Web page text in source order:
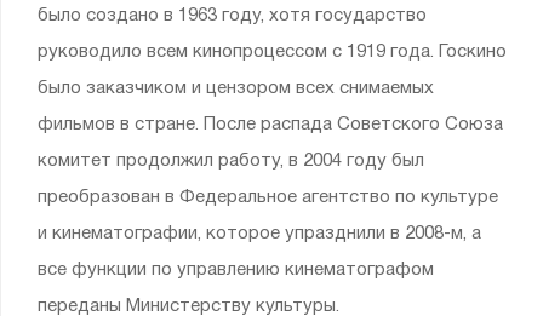
было создано в 1963 году, хотя государство
руководило всем кинопроцессом с 1919 года. Госкино
было заказчиком и цензором всех снимаемых
фильмов в стране. После распада Советского Союза
комитет продолжил работу, в 2004 году был
преобразован в Федеральное агентство по культуре
и кинематографии, которое упразднили в 2008-м, а
все функции по управлению кинематографом
переданы Министерству культуры.